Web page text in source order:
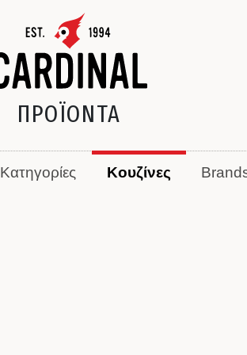
ΠΡΟΪΟΝΤΑ
Κατηγορίες Κουζίνες